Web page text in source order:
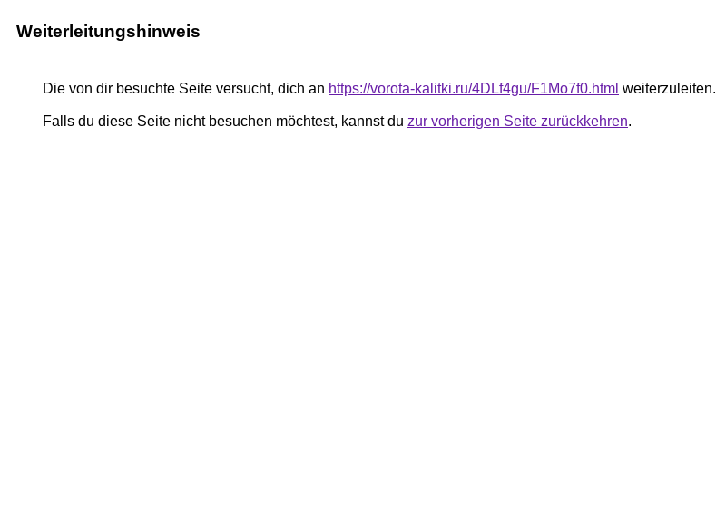
Weiterleitungshinweis
Die von dir besuchte Seite versucht, dich an https://vorota-kalitki.ru/4DLf4gu/F1Mo7f0.html weiterzuleiten.
Falls du diese Seite nicht besuchen möchtest, kannst du zur vorherigen Seite zurückkehren.